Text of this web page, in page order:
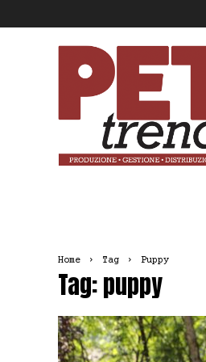
Pet
Trend
Home Tag Puppy
Tag: puppy